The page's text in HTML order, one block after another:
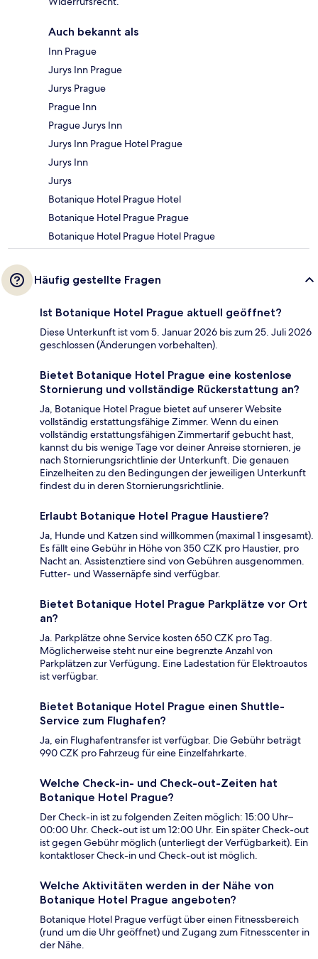
Auch bekannt als
Inn Prague
Jurys Inn Prague
Jurys Prague
Prague Inn
Prague Jurys Inn
Jurys Inn Prague Hotel Prague
Jurys Inn
Jurys
Botanique Hotel Prague Hotel
Botanique Hotel Prague Prague
Botanique Hotel Prague Hotel Prague
Häufig gestellte Fragen
Ist Botanique Hotel Prague aktuell geöffnet?
Diese Unterkunft ist vom 5. Januar 2026 bis zum 25. Juli 2026
geschlossen (Änderungen vorbehalten).
Bietet Botanique Hotel Prague eine kostenlose
Stornierung und vollständige Rückerstattung an?
Ja, Botanique Hotel Prague bietet auf unserer Website
vollständig erstattungsfähige Zimmer. Wenn du einen
vollständig erstattungsfähigen Zimmertarif gebucht hast,
kannst du bis wenige Tage vor deiner Anreise stornieren, je
nach Stornierungsrichtlinie der Unterkunft. Die genauen
Einzelheiten zu den Bedingungen der jeweiligen Unterkunft
findest du in deren Stornierungsrichtlinie.
Erlaubt Botanique Hotel Prague Haustiere?
Ja, Hunde und Katzen sind willkommen (maximal 1 insgesamt).
Es fällt eine Gebühr in Höhe von 350 CZK pro Haustier, pro
Nacht an. Assistenztiere sind von Gebühren ausgenommen.
Futter- und Wassernäpfe sind verfügbar.
Bietet Botanique Hotel Prague Parkplätze vor Ort
an?
Ja. Parkplätze ohne Service kosten 650 CZK pro Tag.
Möglicherweise steht nur eine begrenzte Anzahl von
Parkplätzen zur Verfügung. Eine Ladestation für Elektroautos
ist verfügbar.
Bietet Botanique Hotel Prague einen Shuttle-
Service zum Flughafen?
Ja, ein Flughafentransfer ist verfügbar. Die Gebühr beträgt
990 CZK pro Fahrzeug für eine Einzelfahrkarte.
Welche Check-in- und Check-out-Zeiten hat
Botanique Hotel Prague?
Der Check-in ist zu folgenden Zeiten möglich: 15:00 Uhr–
00:00 Uhr. Check-out ist um 12:00 Uhr. Ein später Check-out
ist gegen Gebühr möglich (unterliegt der Verfügbarkeit). Ein
kontaktloser Check-in und Check-out ist möglich.
Welche Aktivitäten werden in der Nähe von
Botanique Hotel Prague angeboten?
Botanique Hotel Prague verfügt über einen Fitnessbereich
(rund um die Uhr geöffnet) und Zugang zum Fitnesscenter in
der Nähe.